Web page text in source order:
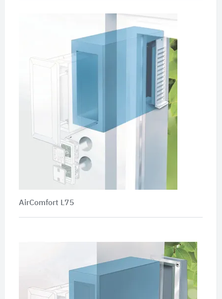
AirComfort L75